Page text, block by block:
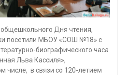
Дня чтения,
посетили МБОУ «СОШ №18» с
биографического часа
Льва Кассиля»,
числе, в связи со 120-летием